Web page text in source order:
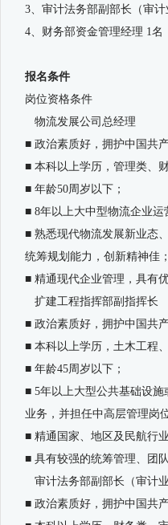
3、审计法务部副部长（审
4、财务部资金管理经理 1名
报名条件
岗位资格条件
物流发展公司总经理
■ 政治素质好，拥护中国共
■ 本科以上学历，管理类、
■ 年龄50周岁以下；
■ 8年以上大中型物流企业
■ 熟悉现代物流发展新业态
统筹规划能力，创新精神佳；
■ 精通现代企业管理，具有
扩建工程指挥部副指挥长
■ 政治素质好，拥护中国共
■ 本科以上学历，土木工程
■ 年龄45周岁以下；
■ 5年以上大型公共基础设
业务，并担任中高层管理岗
■ 精通国家、地区及民航行
■ 具有较强的统筹管理、团
审计法务部副部长（审计业
■ 政治素质好，拥护中国共